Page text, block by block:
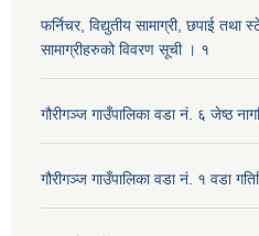
फर्निचर, विद्युतीय सामाग्री, छपाई
सामाग्रीहरुको विवरण सूची । १
गौरीगञ्‍ज गाउँपालिका वडा नं. ६ जेष्ठ
गौरीगञ्‍ज गाउँपालिका वडा नं. १ वडा